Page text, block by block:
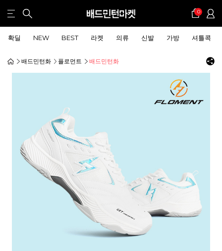
0
확딜 NEW BEST 라켓 의류 신발 가방 셔틀콕
배드민턴화 플로먼트 배드민턴화